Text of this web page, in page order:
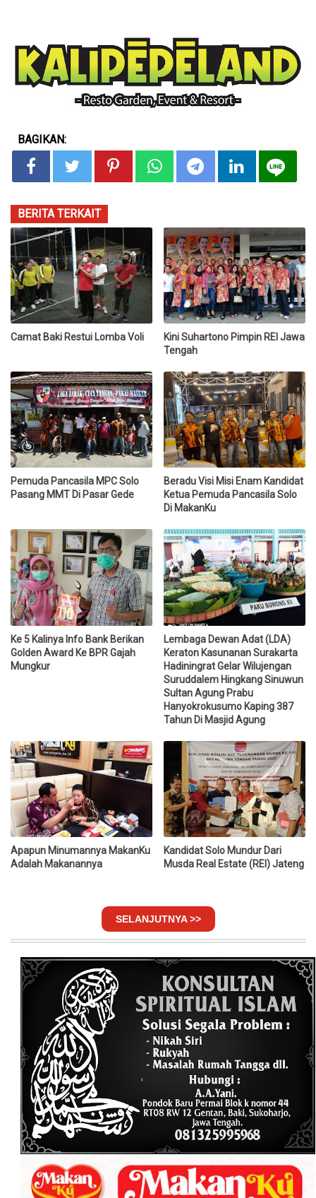
BAGIKAN:
BERITA TERKAIT
Camat Baki Restui Lomba Voli
Kini Suhartono Pimpin REI Jawa
Tengah
Pemuda Pancasila MPC Solo
Pasang MMT Di Pasar Gede
Beradu Visi Misi Enam Kandidat
Ketua Pemuda Pancasila Solo
Di MakanKu
Ke 5 Kalinya Info Bank Berikan
Golden Award Ke BPR Gajah
Mungkur
Lembaga Dewan Adat (LDA)
Keraton Kasunanan Surakarta
Hadiningrat Gelar Wilujengan
Suruddalem Hingkang Sinuwun
Sultan Agung Prabu
Hanyokrokusumo Kaping 387
Tahun Di Masjid Agung
Apapun Minumannya MakanKu
Adalah Makanannya
Kandidat Solo Mundur Dari
Musda Real Estate (REI) Jateng
SELANJUTNYA >>